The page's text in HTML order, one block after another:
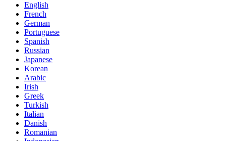
English
French
German
Portuguese
Spanish
Russian
Japanese
Korean
Arabic
Irish
Greek
Turkish
Italian
Danish
Romanian